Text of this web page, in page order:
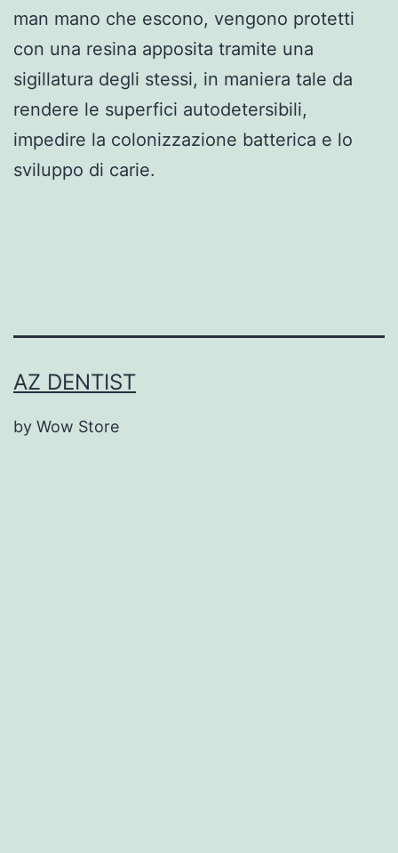
man mano che escono, vengono protetti
con una resina apposita tramite una
sigillatura degli stessi, in maniera tale da
rendere le superfici autodetersibili,
impedire la colonizzazione batterica e lo
sviluppo di carie.
AZ DENTIST
by Wow Store